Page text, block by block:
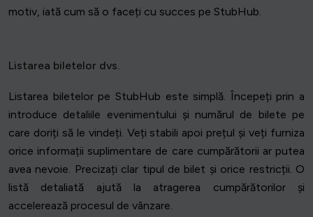
motiv, iată cum să o faceți cu succes pe StubHub.
Listarea biletelor dvs.
Listarea biletelor pe StubHub este simplă. Începeți prin a
introduce detaliile evenimentului și numărul de bilete pe
care doriți să le vindeți. Veți stabili apoi prețul și veți furniza
orice informații suplimentare de care cumpărătorii ar putea
avea nevoie. Precizați clar tipul de bilet și orice restricții. O
listă detaliată ajută la atragerea cumpărătorilor și
accelerează procesul de vânzare.